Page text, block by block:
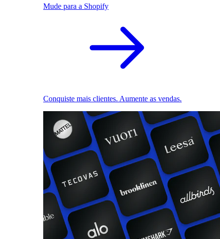
Mude para a Shopify
Conquiste mais clientes. Aumente as vendas.